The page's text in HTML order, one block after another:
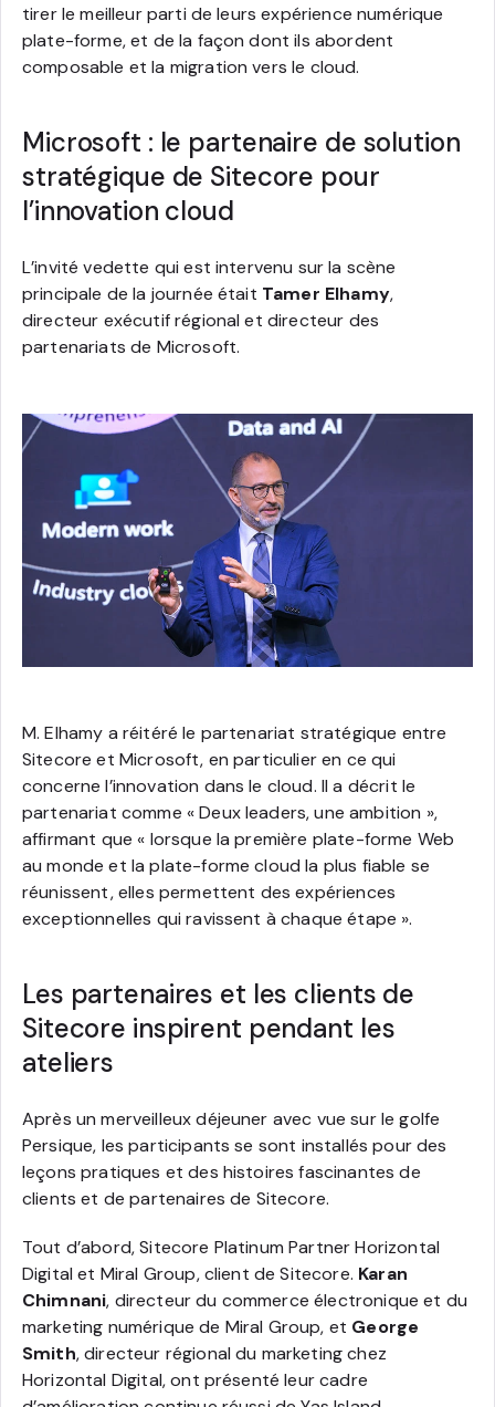
tirer le meilleur parti de leurs expérience numérique
plate-forme, et de la façon dont ils abordent
composable et la migration vers le cloud.
Microsoft : le partenaire de solution
stratégique de Sitecore pour
l’innovation cloud
L’invité vedette qui est intervenu sur la scène
principale de la journée était Tamer Elhamy,
directeur exécutif régional et directeur des
partenariats de Microsoft.
M. Elhamy a réitéré le partenariat stratégique entre
Sitecore et Microsoft, en particulier en ce qui
concerne l’innovation dans le cloud. Il a décrit le
partenariat comme « Deux leaders, une ambition »,
affirmant que « lorsque la première plate-forme Web
au monde et la plate-forme cloud la plus fiable se
réunissent, elles permettent des expériences
exceptionnelles qui ravissent à chaque étape ».
Les partenaires et les clients de
Sitecore inspirent pendant les
ateliers
Après un merveilleux déjeuner avec vue sur le golfe
Persique, les participants se sont installés pour des
leçons pratiques et des histoires fascinantes de
clients et de partenaires de Sitecore.
Tout d’abord, Sitecore Platinum Partner Horizontal
Digital et Miral Group, client de Sitecore. Karan
Chimnani, directeur du commerce électronique et du
marketing numérique de Miral Group, et George
Smith, directeur régional du marketing chez
Horizontal Digital, ont présenté leur cadre